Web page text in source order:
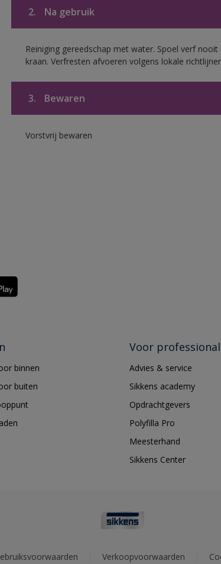
2. Na gebruik
Reiniging gereedschap met water. Spoel verf
kraan. Verfresten afvoeren volgens lokale
3. Bewaren
Vorstvrij bewaren
binnen
buiten
Voor
Advies & service
Sikkens academy
Opdrachtgevers
Polyfilla Pro
Meesterhand
Sikkens Center
Verkoopvoorwaarden